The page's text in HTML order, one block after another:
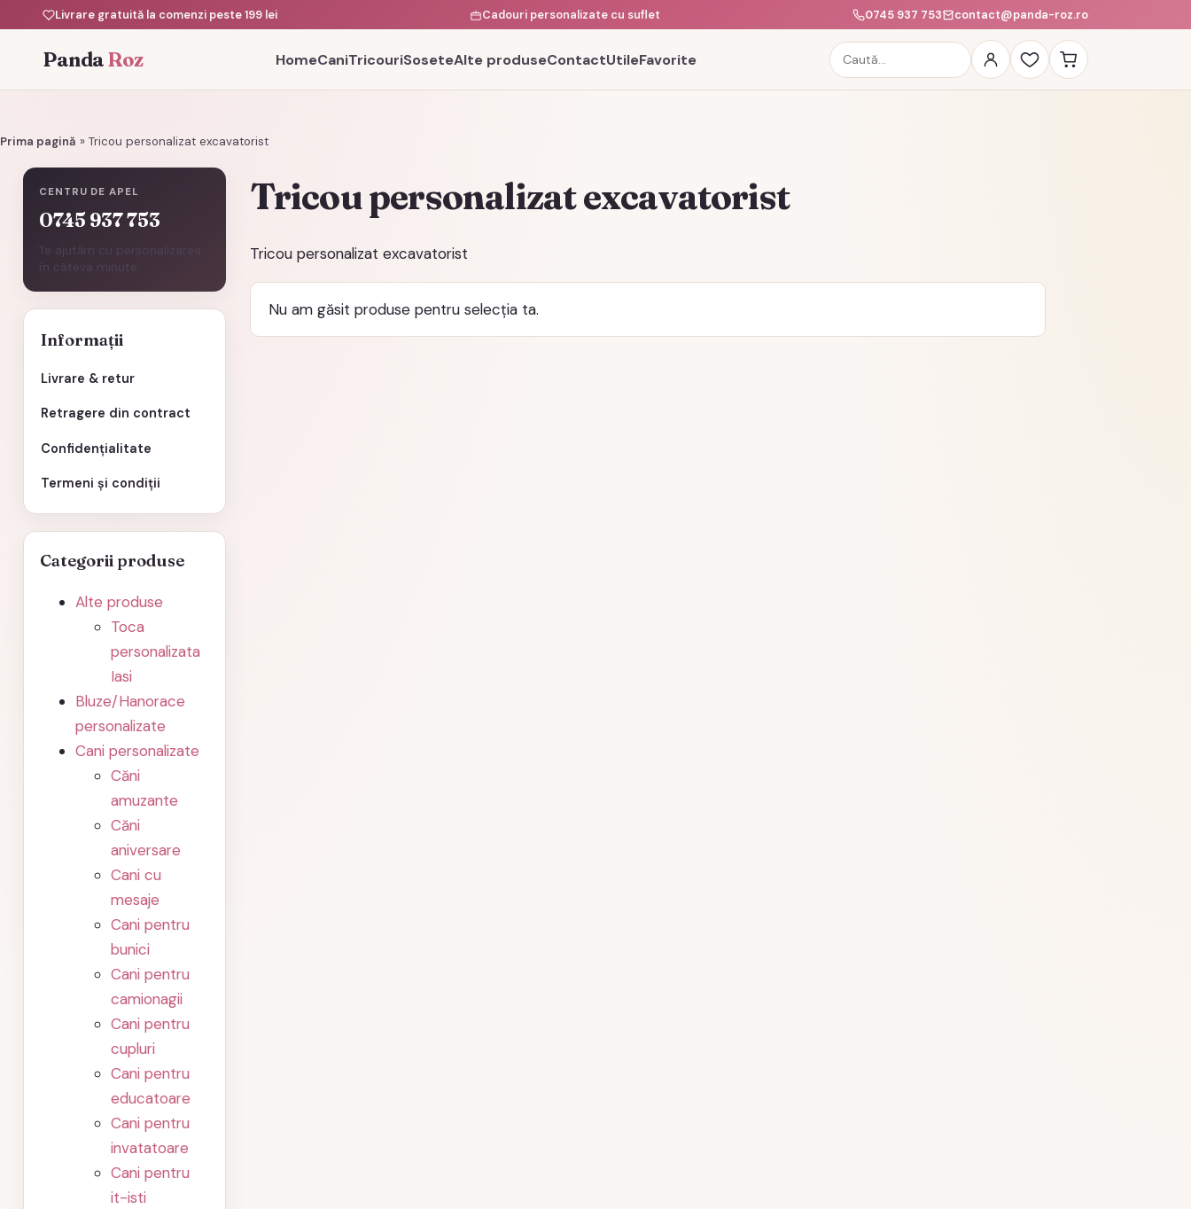
Livrare gratuită la comenzi peste 199 lei Cadouri personalizate cu suflet 0745 937 753 contact@panda-roz.ro
PandaRoz HomeCaniTricouriSoseteAlte produseContactUtileFavorite
Caută
produse
Prima pagină » Tricou personalizat excavatorist
CENTRU DE APEL
0745 937 753
Te ajutăm cu personalizarea
în câteva minute.
Informații
Livrare & retur
Retragere din contract
Confidențialitate
Termeni și condiții
Categorii produse
Alte produse
Toca
personalizata
Iasi
Bluze/Hanorace
personalizate
Cani personalizate
Căni
amuzante
Căni
aniversare
Cani cu
mesaje
Cani pentru
bunici
Cani pentru
camionagii
Cani pentru
cupluri
Cani pentru
educatoare
Cani pentru
invatatoare
Cani pentru
it-isti
Tricou personalizat excavatorist
Tricou personalizat excavatorist
Nu am găsit produse pentru selecția ta.